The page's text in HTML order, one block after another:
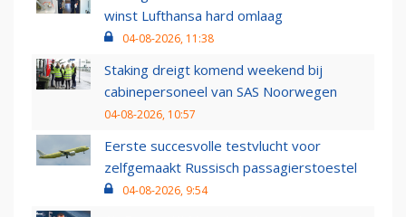
winst Lufthansa hard omlaag
04-08-2026, 11:38
Staking dreigt komend weekend bij
cabinepersoneel van SAS Noorwegen
04-08-2026, 10:57
Eerste succesvolle testvlucht voor
zelfgemaakt Russisch passagierstoestel
04-08-2026, 9:54